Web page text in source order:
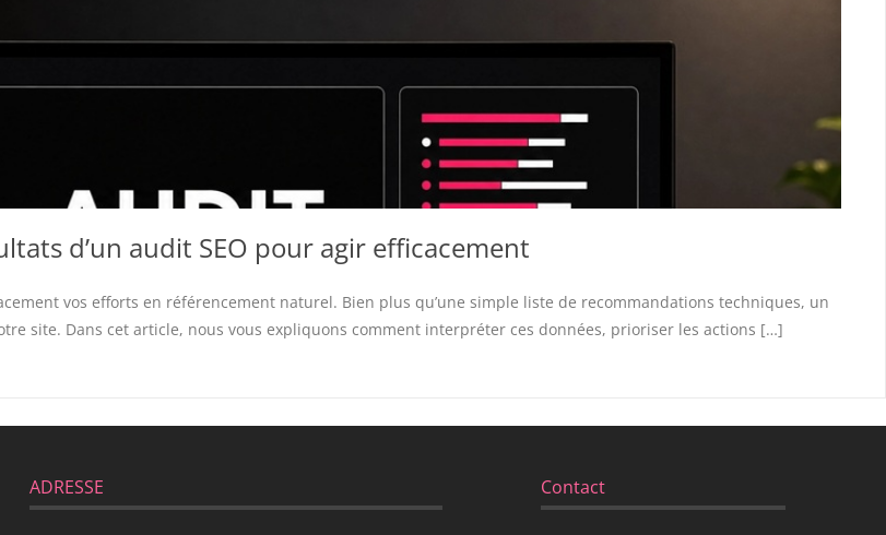
d’un audit SEO pour agir efficacement
vos efforts en référencement naturel. Bien plus qu’une simple liste de recommandations techniques, un
site. Dans cet article, nous vous expliquons comment interpréter ces données, prioriser les actions […]
ADRESSE Contact